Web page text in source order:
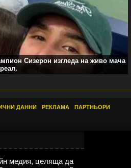
Сизерон изгледа на живо мача
ДАННИ РЕКЛАМА ПАРТНЬОРИ
медия, целяща да